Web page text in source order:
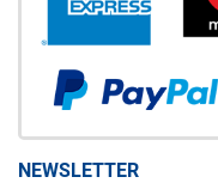
NEWSLETTER